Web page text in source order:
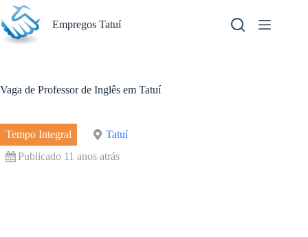
Pular
para
o
conteúdo
Empregos Tatuí
Vaga de Professor de Inglês em Tatuí
Tempo Integral
Tatuí
Publicado 11 anos atrás